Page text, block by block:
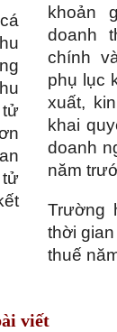
khoản
doanh
chính
phụ lục
xuất,
khai
doanh
năm
Trường
thời
thuế
viết